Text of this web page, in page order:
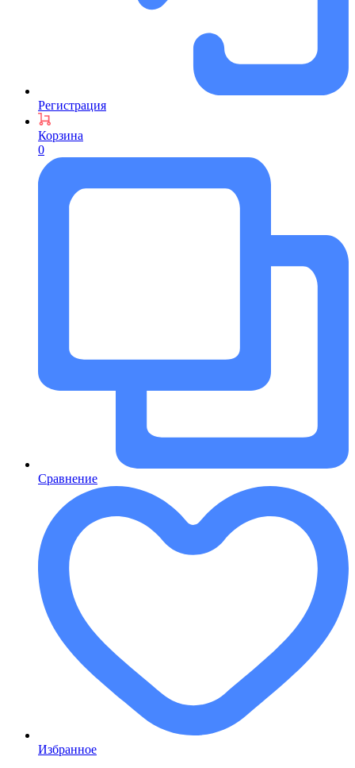
Регистрация
Корзина
0
Сравнение
Избранное